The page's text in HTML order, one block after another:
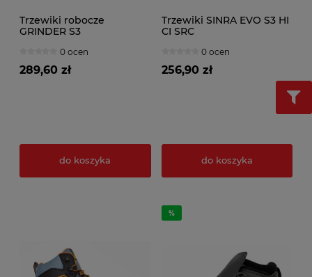
Trzewiki robocze
GRINDER S3
0 ocen
289,60 zł
do koszyka
Trzewiki SINRA EVO S3 HI
CI SRC
0 ocen
256,90 zł
do koszyka